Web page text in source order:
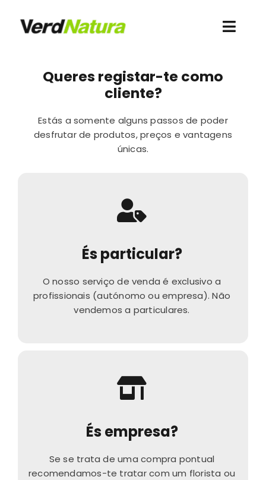
content
Conheça-nos
Contacto
Acesso clientes
Queres registar-te como
cliente?
Estás a somente alguns passos de poder
desfrutar de produtos, preços e vantagens
únicas.
És particular?
O nosso serviço de venda é exclusivo a
profissionais (autónomo ou empresa). Não
vendemos a particulares.
És empresa?
Se se trata de uma compra pontual
recomendamos-te tratar com um florista ou